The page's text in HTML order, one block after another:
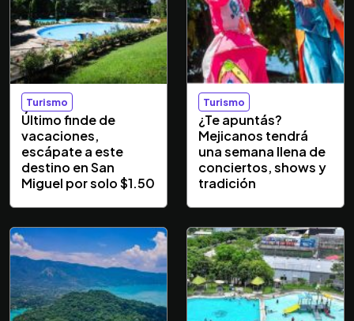
Turismo
Último finde de
vacaciones,
escápate a este
destino en San
Miguel por solo $1.50
Turismo
¿Te apuntás?
Mejicanos tendrá
una semana llena de
conciertos, shows y
tradición